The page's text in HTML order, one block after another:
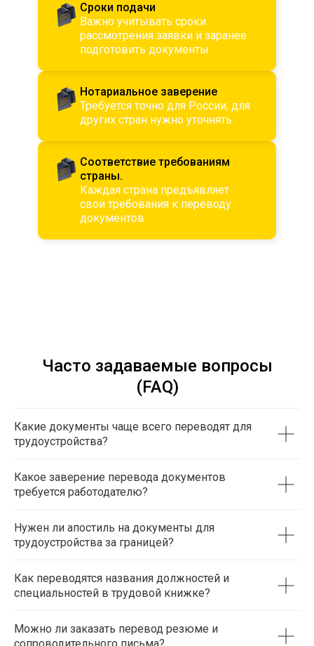
Сроки подачи
Важно учитывать сроки
рассмотрения заявки и заранее
подготовить документы.
Нотариальное заверение
Требуется точно для России, для
других стран нужно уточнять
Соответствие требованиям
страны.
Каждая страна предъявляет
свои требования к переводу
документов.
Часто задаваемые вопросы
(FAQ)
Какие документы чаще всего переводят для
трудоустройства?
Какое заверение перевода документов
требуется работодателю?
Нужен ли апостиль на документы для
трудоустройства за границей?
Как переводятся названия должностей и
специальностей в трудовой книжке?
Можно ли заказать перевод резюме и